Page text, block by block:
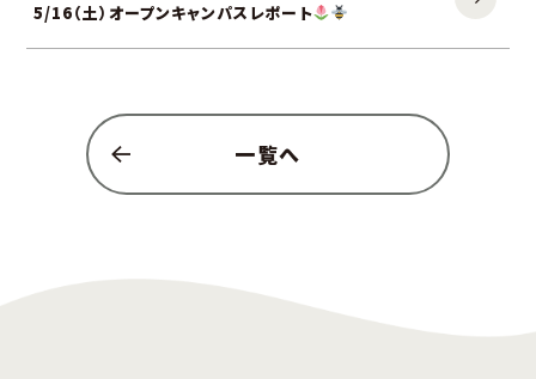
5/16（土）オープンキャンパスレポート
一覧へ